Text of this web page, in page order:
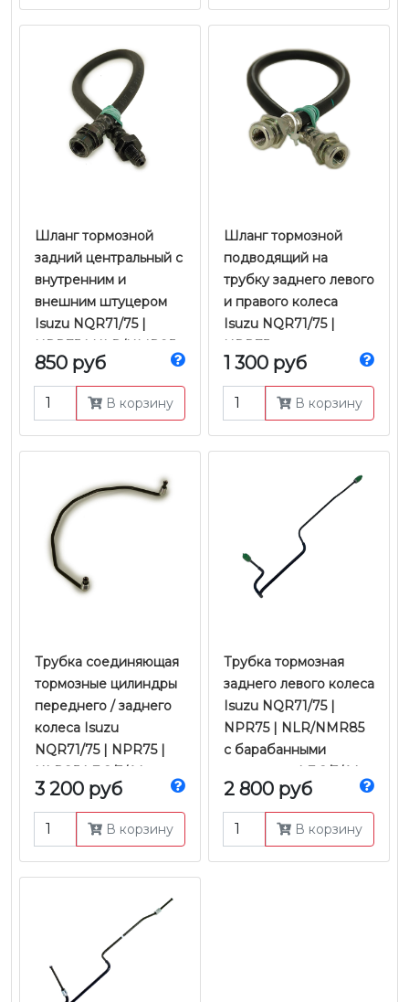
Шланг тормозной
задний центральный с
внутренним и
внешним штуцером
Isuzu NQR71/75 |
NPR75 | NLR/NMR85
с барабанными
тормозами | Е-2/3/4 |
SevRes
850 руб
В корзину
Шланг тормозной
подводящий на
трубку заднего левого
и правого колеса
Isuzu NQR71/75 |
NPR75 с
барабанными
тормозами | Е-2/3/4 |
Zevs
1 300 руб
В корзину
Трубка соединяющая
тормозные цилиндры
переднего / заднего
колеса Isuzu
NQR71/75 | NPR75 |
NLR85 | Е-2/3/4 |
Оригинал
3 200 руб
В корзину
Трубка тормозная
заднего левого колеса
Isuzu NQR71/75 |
NPR75 | NLR/NMR85
с барабанными
тормозами | Е-2/3/4 |
JMC
2 800 руб
В корзину